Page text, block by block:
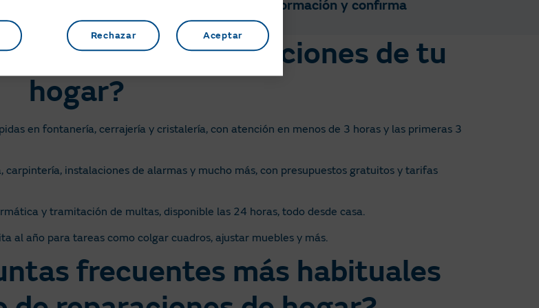
suministro
Revisa la información y confirma
para las reparaciones de tu
hogar?
en fontanería, cerrajería y cristalería, con atención en menos de 3 horas y las primeras 3
instalaciones de alarmas y mucho más, con presupuestos gratuitos y tarifas
y tramitación de multas, disponible las 24 horas, todo desde casa.
al año para tareas como colgar cuadros, ajustar muebles y más.
frecuentes más habituales
Rechazar Aceptar